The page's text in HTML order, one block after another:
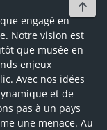
engagé en
Notre vision est
que musée en
enjeux
Avec nos idées
et de
pas à un pays
une menace. Au
To